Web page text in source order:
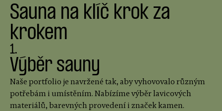
Sauna na klíč krok za
krokem
1.
Výběr sauny
Naše portfolio je navržené tak, aby vyhovovalo různým
potřebám i umístěním. Nabízíme výběr lavicových
materiálů, barevných provedení i značek kamen.